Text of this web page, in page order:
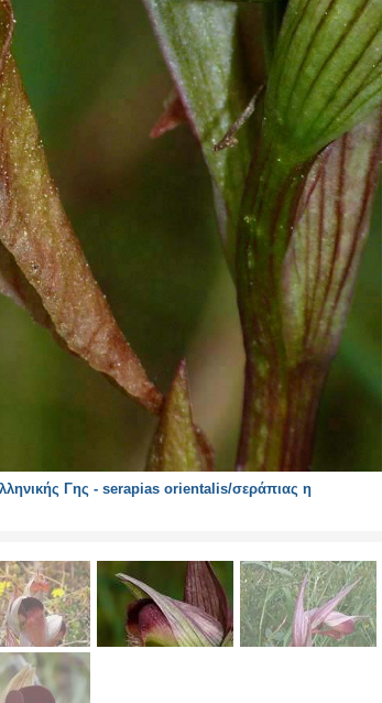
Γης - serapias orientalis/σεράπιας η